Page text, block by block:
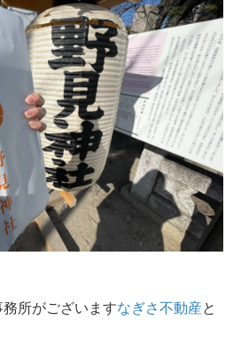
所がございますなぎさ不動産と